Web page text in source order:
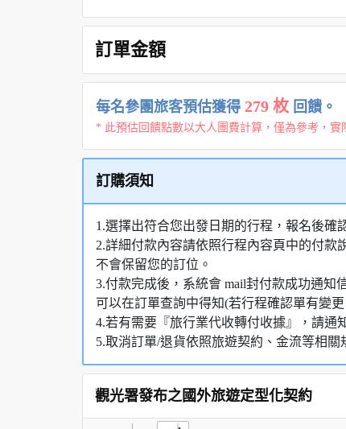
訂單金額
每名參團旅客預估獲得 279 枚 回饋。
* 此預估回饋點數以大人團費計算，僅為參考，
訂購須知
1.選擇出符合您出發日期的行程，報名後確
2.詳細付款內容請依照行程內容頁中的付款
不會保留您的訂位。
3.付款完成後，系統會 mail封付款成功通
可以在訂單查詢中得知(若行程確認單有變
4.若有需要『旅行業代收轉付收據』，請通
5.取消訂單/退貨依照旅遊契約、金流等相關
觀光署發布之國外旅遊定型化契約